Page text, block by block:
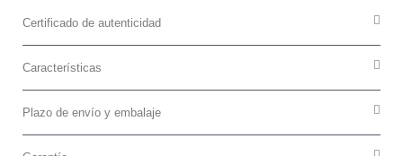
Certificado de autenticidad
Características
Plazo de envío y embalaje